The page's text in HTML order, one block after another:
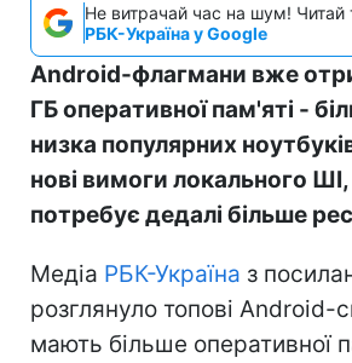
Не витрачай час на шум! Читай
РБК-Україна у Google
Android-флагмани вже
ГБ оперативної пам'яті -
низка популярних
нові вимоги локального
потребує дедалі більше
Медіа РБК-Україна з
розглянуло топові Android-
мають більше оперативної